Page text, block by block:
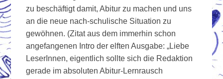
zu beschäftigt damit, Abitur zu machen und uns
an die neue nach-schulische Situation zu
gewöhnen. (Zitat aus dem immerhin schon
angefangenen Intro der elften Ausgabe: „Liebe
LeserInnen, eigentlich sollte sich die Redaktion
gerade im absoluten Abitur-Lernrausch